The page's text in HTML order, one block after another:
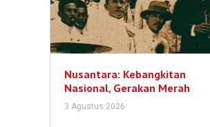
Nusantara: Kebangkitan
Nasional, Gerakan Merah
3 Agustus 2026